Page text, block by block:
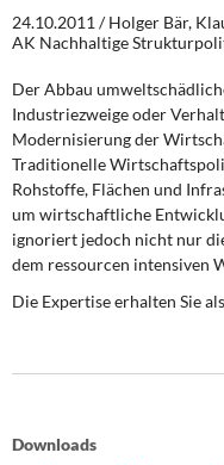
Wirtschaftspolitik
Steuer- und
Öffentliche
Eurokrise und
DIE LINKE
Weitere Themen
Memo-Gruppe
24.10.2011 / Holger Bär,
AK Nachhaltige
Der Abbau
Industriezweige oder
Modernisierung der
Traditionelle
Rohstoffe, Flächen und
um wirtschaftliche
ignoriert jedoch nicht nur
dem ressourcen intensiven
Die Expertise erhalten Sie
Downloads